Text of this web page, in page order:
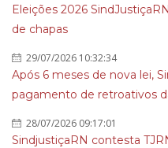
Eleições 2026
de chapas
29/07/2026 10:32:34
Após 6 meses de nova lei,
pagamento de retroativos
28/07/2026 09:17:01
SindjustiçaRN contesta